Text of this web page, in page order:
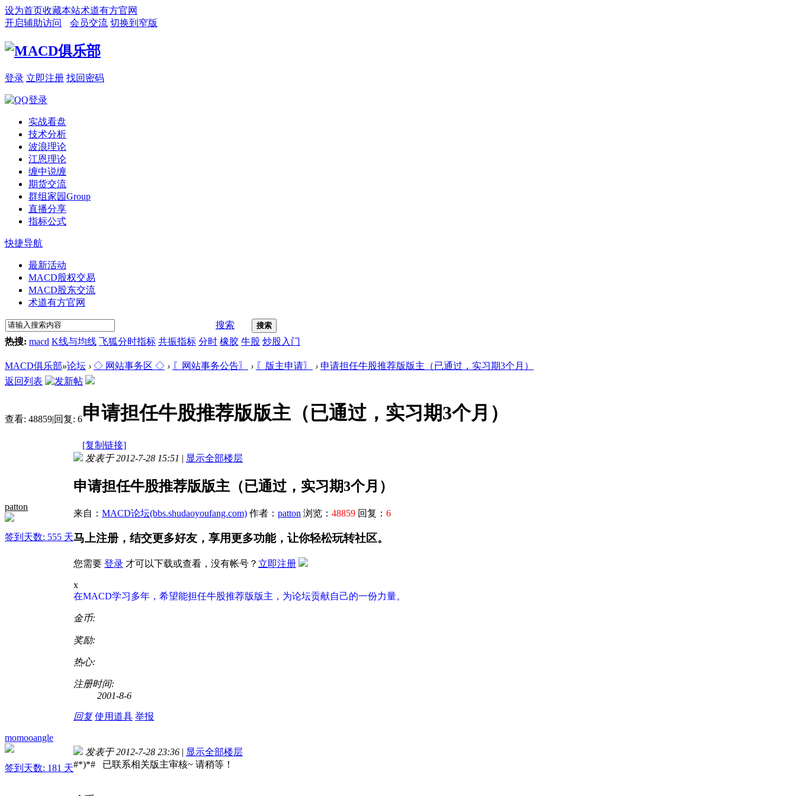
设为首页收藏本站术道有方官网
开启辅助访问
会员交流 切换到窄版
登录 立即注册 找回密码
实战看盘
技术分析
波浪理论
江恩理论
缠中说缠
期货交流
群组家园Group
直播分享
指标公式
快捷导航
最新活动
MACD股权交易
MACD股东交流
术道有方官网
搜索 搜索
热搜: macd K线与均线 飞狐分时指标 共振指标 分时 橡胶 牛股 炒股入门
MACD俱乐部»论坛 › ◇ 网站事务区 ◇ › 〖网站事务公告〗 › 〖版主申请〗 › 申请担任牛股推荐版版主（已通过，实习期3个月）
返回列表
查看: 48859|回复: 6申请担任牛股推荐版版主（已通过，实习期3个月）
[复制链接]
patton
签到天数: 555 天
发表于 2012-7-28 15:51 | 显示全部楼层
申请担任牛股推荐版版主（已通过，实习期3个月）
来自： MACD论坛(bbs.shudaoyoufang.com) 作者： patton 浏览： 48859 回复： 6
马上注册，结交更多好友，享用更多功能，让你轻松玩转社区。
您需要 登录 才可以下载或查看，没有帐号？ 立即注册
x
在MACD学习多年，希望能担任牛股推荐版版主，为论坛贡献自己的一份力量。
金币:
奖励:
热心:
注册时间:
2001-8-6
回复 使用道具 举报
momooangle
签到天数: 181 天
发表于 2012-7-28 23:36 | 显示全部楼层
#*)*# 已联系相关版主审核~ 请稍等！